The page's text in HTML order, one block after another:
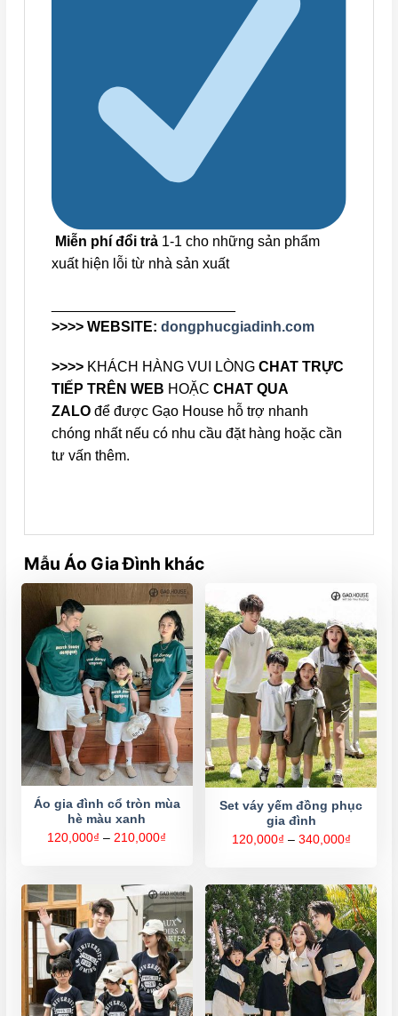
Miễn phí đổi trả 1-1 cho những sản phẩm
xuất hiện lỗi từ nhà sản xuất
>>>> WEBSITE: dongphucgiadinh.com
>>>> KHÁCH HÀNG VUI LÒNG CHAT TRỰC
TIẾP TRÊN WEB HOẶC CHAT QUA
ZALO để được Gạo House hỗ trợ nhanh
chóng nhất nếu có nhu cầu đặt hàng hoặc cần
tư vấn thêm.
Mẫu Áo Gia Đình khác
Áo gia đình cổ tròn mùa
hè màu xanh
120,000₫ – 210,000₫
đến
210,000₫
Set váy yếm đồng phục
gia đình
120,000₫ – 340,000₫Khoảng
đến